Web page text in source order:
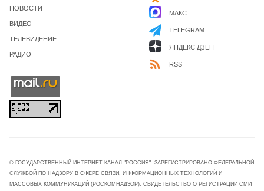
НОВОСТИ
ВИДЕО
ТЕЛЕВИДЕНИЕ
РАДИО
МАКС
TELEGRAM
ЯНДЕКС ДЗЕН
RSS
© ГОСУДАРСТВЕННЫЙ ИНТЕРНЕТ-КАНАЛ "РОССИЯ". ЗАРЕГИСТРИРОВАНО ФЕДЕРАЛЬНОЙ
СЛУЖБОЙ ПО НАДЗОРУ В СФЕРЕ СВЯЗИ, ИНФОРМАЦИОННЫХ ТЕХНОЛОГИЙ И
МАССОВЫХ КОММУНИКАЦИЙ (РОСКОМНАДЗОР). СВИДЕТЕЛЬСТВО О РЕГИСТРАЦИИ СМИ